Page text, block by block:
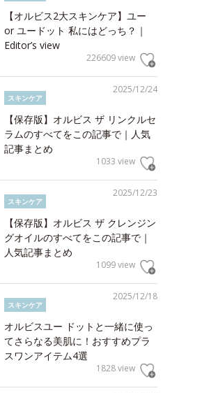
【オルビス2大スキンケア】ユー
or ユードット 私にはどっち？｜
Editor’s view
226609 view
2025/12/24
スキンケア
【保存版】オルビス ザ リンクルセ
ラムのすべてをこの記事で｜人気
記事まとめ
1033 view
2025/12/23
スキンケア
【保存版】オルビス ザ クレンジン
グオイルのすべてをこの記事で｜
人気記事まとめ
1099 view
2025/12/18
スキンケア
オルビスユー ドットと一緒に使っ
てさらなる美肌に！おすすめプラ
スワンアイテム4選
1828 view